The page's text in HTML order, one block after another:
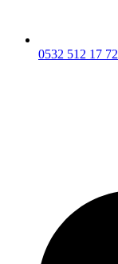
0532 512 17 72